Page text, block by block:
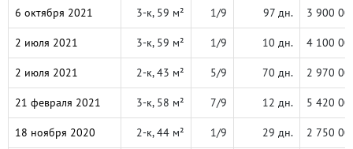
6 октября 2021 3-к, 59 м² 1/9 97 дн. 3 900
2 июля 2021 3-к, 59 м² 1/9 10 дн. 4 100
2 июля 2021 2-к, 43 м² 5/9 70 дн. 2 970
21 февраля 2021 3-к, 58 м² 7/9 12 дн. 5 420
18 ноября 2020 2-к, 44 м² 1/9 29 дн. 2 750